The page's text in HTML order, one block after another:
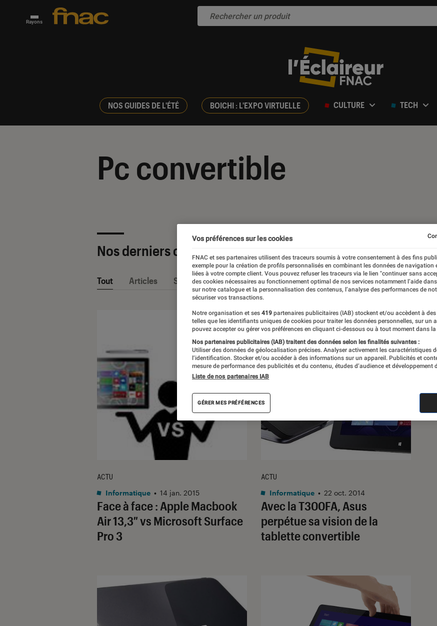
Rayons
NOS GUIDES DE L'ÉTÉ BOICHI : L'EXPO VIRTUELLE CULTURE TECH
Pc convertible
Nos derniers contenus
Tout Articles Sélections et guides Tests
Face à face : Apple Macbook
Air 13,3″ vs Microsoft Surface
Pro 3
ACTU
Informatique • 14 jan. 2015
Avec la T300FA, Asus
perpétue sa vision de la
tablette convertible
ACTU
Informatique • 22 oct. 2014
Vos préférences sur les cookies
FNAC et ses partenaires utilisent des traceurs soumis à votre consentement à des fins
exemple pour la création de profils personnalisés en combinant les données de navigation
liées à votre compte client. Vous pouvez refuser les traceurs via le lien "continuer sans
des cookies nécessaires au fonctionnement optimal de nos services notamment l’aide
sur notre catalogue et la personnalisation des contenus, l’analyse des performances de
sécuriser vos transactions.
Notre organisation et ses 419 partenaires publicitaires (IAB) stockent et/ou accèdent à
telles que les identifiants uniques de cookies pour traiter les données personnelles, sur un
pouvez accepter ou gérer vos préférences en cliquant ci-dessous ou à tout moment dans la
Nos partenaires publicitaires (IAB) traitent des données selon les finalités suivantes :
Utiliser des données de géolocalisation précises. Analyser activement les caractéristiques
l’identification. Stocker et/ou accéder à des informations sur un appareil. Publicités et
mesure de performance des publicités et du contenu, études d’audience et développement
Liste de nos partenaires IAB
GÉRER MES PRÉFÉRENCES